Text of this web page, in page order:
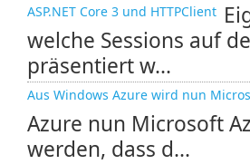
ASP.NET Core 3 und HTTPClient
welche Sessions auf
präsentiert w...
Aus Windows Azure wird nun
Azure nun Microsoft
werden, dass d...